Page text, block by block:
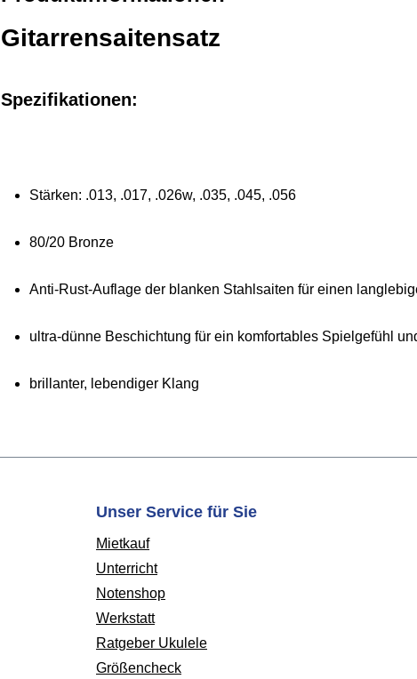
Gitarrensaitensatz
Spezifikationen:
Stärken: .013, .017, .026w, .035, .045, .056
80/20 Bronze
Anti-Rust-Auflage der blanken Stahlsaiten für einen
ultra-dünne Beschichtung für ein komfortables Spielgefühl
brillanter, lebendiger Klang
Unser Service für Sie
Mietkauf
Unterricht
Notenshop
Werkstatt
Ratgeber Ukulele
Größencheck